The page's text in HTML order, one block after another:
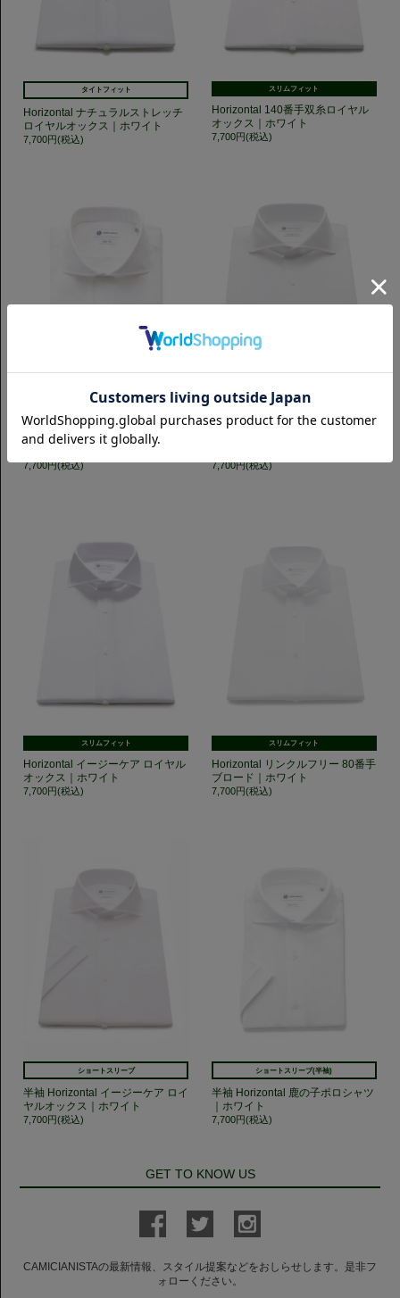
タイトフィット
Horizontal ナチュラルストレッチ
ロイヤルオックス｜ホワイト
7,700円(税込)
スリムフィット
Horizontal 140番手双糸ロイヤル
オックス｜ホワイト
7,700円(税込)
スリムフィット
Horizontal ポケット付き 140番手
7,700円(税込)
レギュラーフィット
7,700円(税込)
スリムフィット
Horizontal イージーケア ロイヤル
オックス｜ホワイト
7,700円(税込)
スリムフィット
Horizontal リンクルフリー 80番手
ブロード｜ホワイト
7,700円(税込)
ショートスリーブ
半袖 Horizontal イージーケア ロイ
ヤルオックス｜ホワイト
7,700円(税込)
ショートスリーブ(半袖)
半袖 Horizontal 鹿の子ポロシャツ
｜ホワイト
7,700円(税込)
GET TO KNOW US
CAMICIANISTAの最新情報、スタイル提案などをおしらせします。是非フ
ォローください。